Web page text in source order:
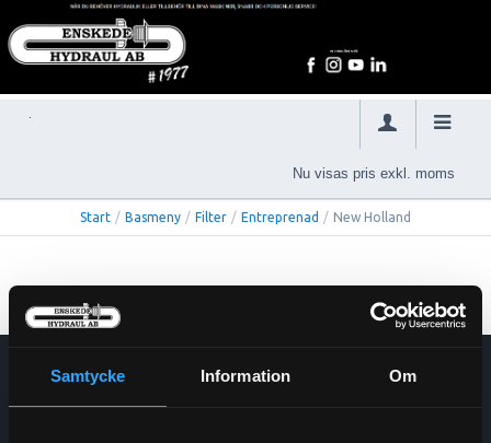
Samtycke Information Om
Nu visas pris exkl. moms
Start / Basmeny / Filter / Entreprenad / New Holland
Enskede Hydraul AB
E-post: Order@enskedehydraul.se